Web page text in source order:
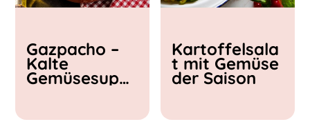
< 15 min
15 - 30 min
30 - 60 min
Gazpacho –
Kalte
Gemüsesupp
Kartoffelsala
t mit Gemüse
der Saison